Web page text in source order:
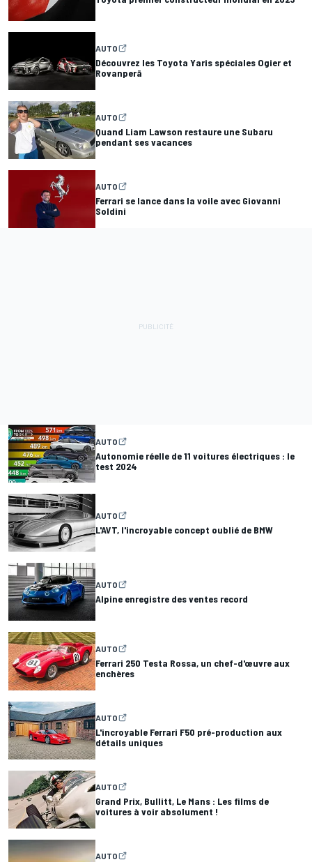
AUTO
Découvrez les Toyota Yaris spéciales Ogier et
Rovanperä
AUTO
Quand Liam Lawson restaure une Subaru
pendant ses vacances
AUTO
Ferrari se lance dans la voile avec Giovanni
Soldini
AUTO
Autonomie réelle de 11 voitures électriques : le
test 2024
AUTO
L'AVT, l'incroyable concept oublié de BMW
AUTO
Alpine enregistre des ventes record
AUTO
Ferrari 250 Testa Rossa, un chef-d'œuvre aux
enchères
AUTO
L'incroyable Ferrari F50 pré-production aux
détails uniques
AUTO
Grand Prix, Bullitt, Le Mans : Les films de
voitures à voir absolument !
AUTO